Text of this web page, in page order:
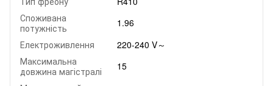
Споживана
потужність
1.96
Електроживлення
220-240 V～
Максимальна
довжина магістралі
15